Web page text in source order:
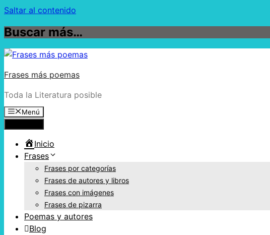
Saltar al contenido
Buscar más…
Frases más poemas
Toda la Literatura posible
Menú
Inicio
Frases
Frases por categorías
Frases de autores y libros
Frases con imágenes
Frases de pizarra
Poemas y autores
Blog